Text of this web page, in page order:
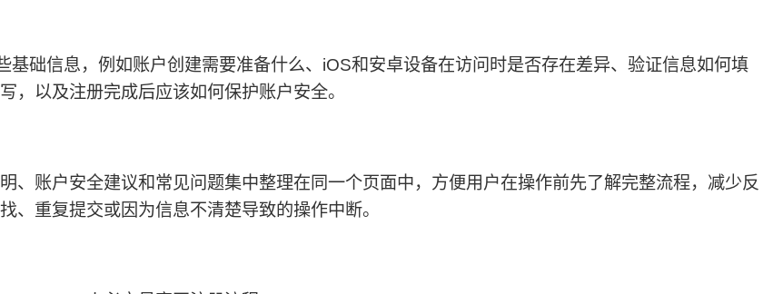
础信息，例如账户创建需要准备什么、iOS和安卓设备在访问时是否存在差异、验证信息如何填
写，以及注册完成后应该如何保护账户安全。
、账户安全建议和常见问题集中整理在同一个页面中，方便用户在操作前先了解完整流程，减少反
、重复提交或因为信息不清楚导致的操作中断。